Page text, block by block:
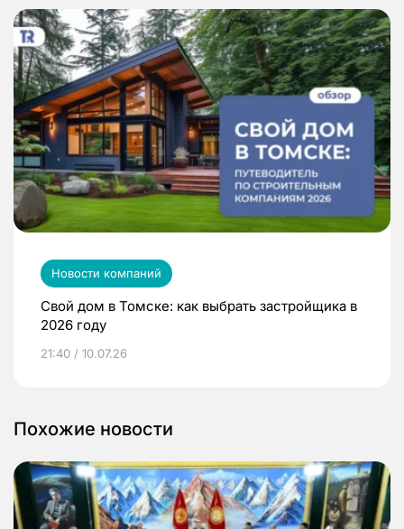
Новости компаний
Свой дом в Томске: как выбрать застройщика в
2026 году
21:40 / 10.07.26
Похожие новости